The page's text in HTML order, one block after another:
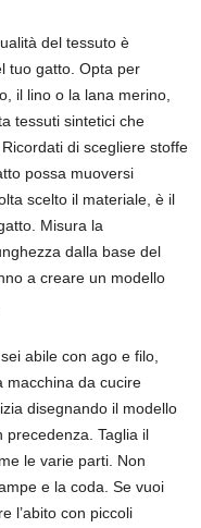
del tessuto è
tuo gatto. Opta per
il lino o la lana merino,
tessuti sintetici che
di scegliere stoffe
possa muoversi
scelto il materiale, è il
Misura la
dalla base del
a creare un modello
abile con ago e filo,
macchina da cucire
disegnando il modello
precedenza. Taglia il
le varie parti. Non
e la coda. Se vuoi
l’abito con piccoli